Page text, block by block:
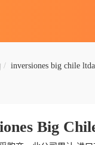
/ inversiones big chile
Big